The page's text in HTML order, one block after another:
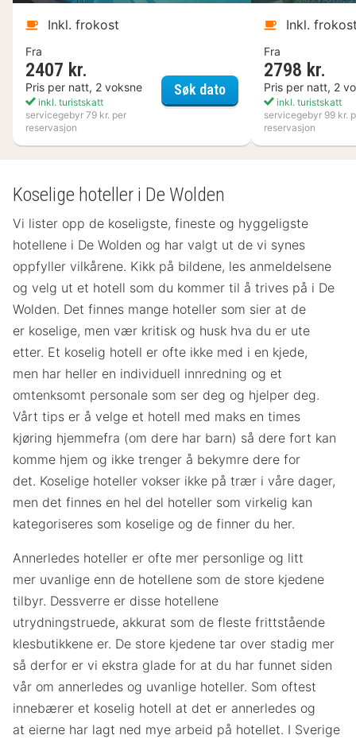
Inkl. frokost
Fra
2407 kr.
Pris per natt, 2 voksne
inkl. turistskatt
servicegebyr 79 kr. per
reservasjon
Søk datoKosta Boda Art Hotel
Inkl.
Fra
2798 kr.
Pris per natt, 2
inkl. turistskatt
servicegebyr 99 kr.
reservasjon
Koselige hoteller i De Wolden
Vi lister opp de koseligste, fineste og hyggeligste
hotellene i De Wolden og har valgt ut de vi synes
oppfyller vilkårene. Kikk på bildene, les anmeldelsene
og velg ut et hotell som du kommer til å trives på i De
Wolden. Det finnes mange hoteller som sier at de
er koselige, men vær kritisk og husk hva du er ute
etter. Et koselig hotell er ofte ikke med i en kjede,
men har heller en individuell innredning og et
omtenksomt personale som ser deg og hjelper deg.
Vårt tips er å velge et hotell med maks en times
kjøring hjemmefra (om dere har barn) så dere fort kan
komme hjem og ikke trenger å bekymre dere for
det. Koselige hoteller vokser ikke på trær i våre dager,
men det finnes en hel del hoteller som virkelig kan
kategoriseres som koselige og de finner du her.
Annerledes hoteller er ofte mer personlige og litt
mer uvanlige enn de hotellene som de store kjedene
tilbyr. Dessverre er disse hotellene
utrydningstruede, akkurat som de fleste frittstående
klesbutikkene er. De store kjedene tar over stadig mer
så derfor er vi ekstra glade for at du har funnet siden
vår om annerledes og uvanlige hoteller. Som oftest
innebærer et koselig hotell at det er annerledes og
at eierne har lagt ned mye arbeid på hotellet. I Sverige